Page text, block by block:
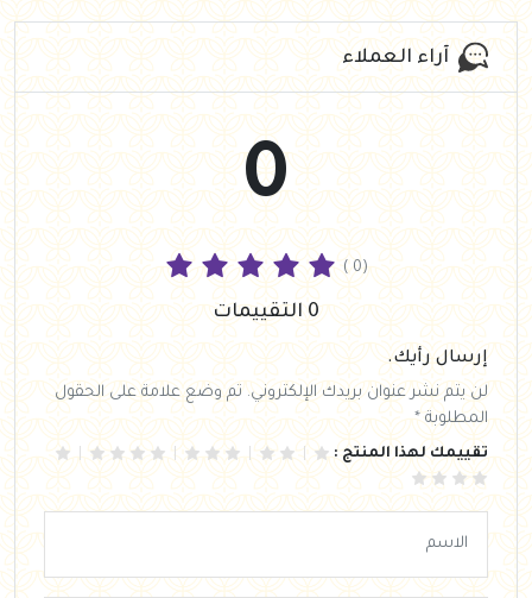
آراء العملاء
0
( 0)
0 التقييمات
إرسال رأيك.
لن يتم نشر عنوان بريدك الإلكتروني. تم وضع علامة على الحقول
المطلوبة *
تقييمك لهذا المنتج :